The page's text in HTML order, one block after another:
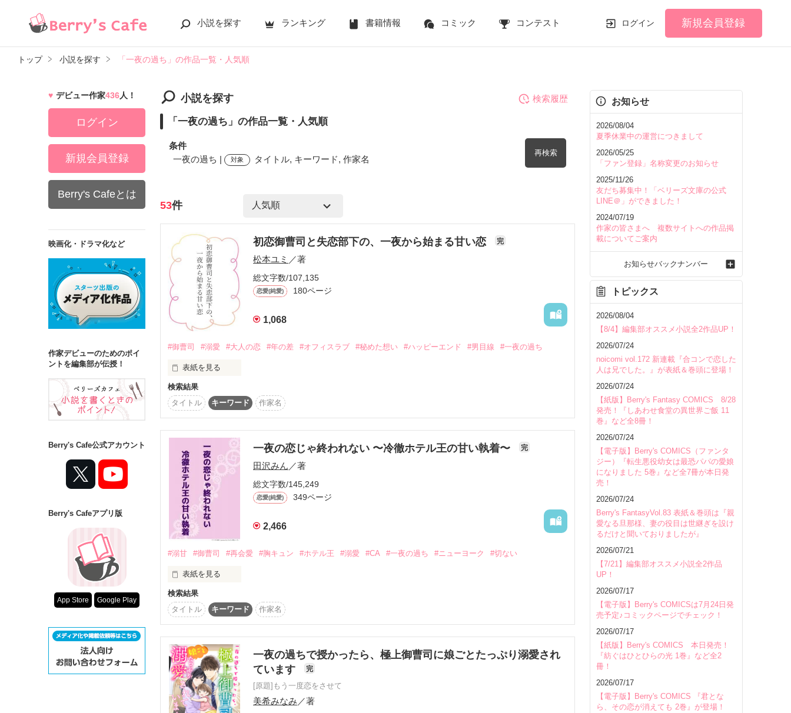
小説を探す ランキング 書籍情報 コミック コンテスト ログイン 新規会員登録
トップ 小説を探す 「一夜の過ち」の作品一覧・人気順
小説を探す
「一夜の過ち」の作品一覧・人気順
条件
一夜の過ち |
対象 タイトル, キーワード, 作家名
再検索
検索ワード
を含む
詳しく検索
検索対象
タイトル
ジャンル
ステータス
全て
完結
作品の長さ
長編
中編 短編
コンテスト
超短編！フェチから始まる溺愛コンテスト
スターツ出版小説投稿サイト合同企画「1話からの長編大賞」ベリーズカフェ会場
その他の条件
動画あり
検索履歴
53件
初恋御曹司と失恋部下の、一夜から始まる甘い恋 完
松本ユミ ／著
総文字数/107,135
恋愛(純愛) 180ページ
1,068
#御曹司 #溺愛 #大人の恋 #年の差 #オフィスラブ #秘めた想い #ハッピーエンド #男目線 #一夜の過ち
表紙を見る
私が彼氏と別れたことを知った同期が開いてくれた飲み会の後
私は一夜の過ちとして
なかったことにしようとしたのに
久住部長はそうは思ってないみたいで……？
『ジョイントイ』の御曹司　久住恭二　(32歳)
×
『ジョイントイ』営業部　羽山琴葉　(25歳)
―――実は初恋の人との再会ラブ―――
2025.2.2　完結
検索結果
タイトル
キーワード 作家名
一夜の恋じゃ終われない 〜冷徹ホテル王の甘い執着〜 完
田沢みん ／著
総文字数/145,249
恋愛(純愛) 349ページ
2,466
#溺甘 #御曹司 #再会愛 #胸キュン #ホテル王 #溺愛 #CA #一夜の過ち #ニューヨーク #切ない
表紙を見る
『ベリカフェ王道シチュコンテスト』優秀賞ありがとうございます💕
CAの菜月は担当するファーストクラスの席でKUONグループトップ久遠臣海と再会する。
「喉に小骨が引っかかったようだ。胸がモヤモヤするこの妙な違和感の正体を知りたいんだ」
そんな理由で交際を求める彼と付き合うことになった菜月は、彼の素顔を知るたびに本気で惹かれて
いく。
北見菜月（きたみなつき）27歳。
検索結果
タイトル
キーワード 作家名
一夜の過ちで授かったら、極上御曹司に娘ごとたっぷり溺愛され
ています
完
[原題]もう一度恋をさせて
美希みなみ ／著
デビュー作家436人！
ログイン
新規会員登録
Berry's Cafeとは
映画化・ドラマ化など
作家デビューのためのポイ
ントを編集部が伝授！
Berry's Cafe公式アカウント
Berry's Cafeアプリ版
App Store Google Play
お知らせ
2026/08/04
夏季休業中の運営につきまして
2026/05/25
「ファン登録」名称変更のお知らせ
2025/11/26
友だち募集中！「ベリーズ文庫の公式
LINE＠」ができました！
2024/07/19
作家の皆さまへ 複数サイトへの作品掲
載についてご案内
お知らせバックナンバー
トピックス
2026/08/04
【8/4】編集部オススメ小説全2作品UP！
2026/07/24
noicomi vol.172 新連載『合コンで恋した
人は兄でした。』が表紙＆巻頭に登場！
2026/07/24
【紙版】Berry's Fantasy COMICS 8/28
発売！『しあわせ食堂の異世界ご飯 11
巻』など全8冊！
2026/07/24
【電子版】Berry's COMICS（ファンタ
ジー）『転生悪役幼女は最恐パパの愛娘
になりました 5巻』など全7冊が本日発
売！
2026/07/24
Berry's FantasyVol.83 表紙＆巻頭は『親
愛なる旦那様、妻の役目は世継ぎを設け
るだけと聞いておりましたが』
2026/07/21
【7/21】編集部オススメ小説全2作品
UP！
2026/07/17
【電子版】Berry's COMICSは7月24日発
売予定♪コミックページでチェック！
2026/07/17
【紙版】Berry's COMICS 本日発売！
『紡ぐはひとひらの光 1巻』など全2
冊！
2026/07/17
【電子版】Berry's COMICS 『君とな
ら、その恋が消えても 2巻』が登場！